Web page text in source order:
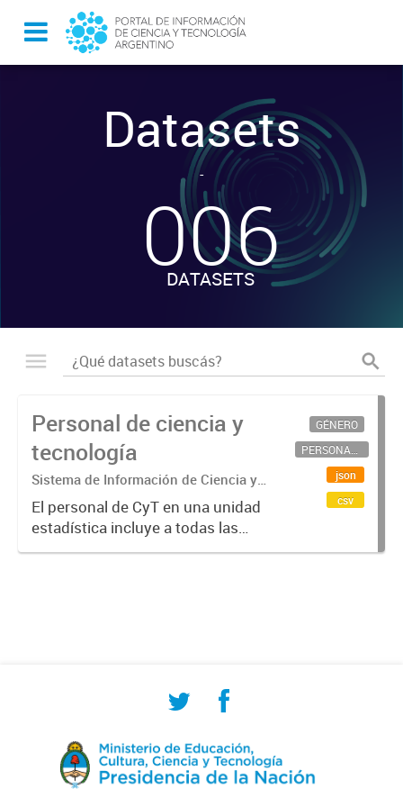
Datasets
-
006
DATASETS
Personal de ciencia y
tecnología
Sistema de Información de Ciencia y
Tecnología Argentino (SICYTAR)
El personal de CyT en una unidad
estadística incluye a todas las
personas involucradas
GÉNERO
PERSONAL CIENTÍFICO-TECNOLÓGICO
json
csv